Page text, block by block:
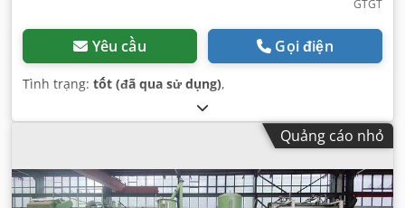
GTGT
Yêu cầu Gọi điện
Tình trạng: tốt (đã qua sử dụng),
Quảng cáo nhỏ